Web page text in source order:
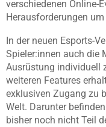
verschiedenen Online-
Herausforderungen
In der neuen Esports-
Spieler:innen auch die
Ausrüstung individuell
weiteren Features
exklusiven Zugang zu
Welt. Darunter
bisher noch nicht Teil